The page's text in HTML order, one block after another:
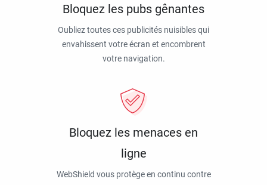
Bloquez les pubs gênantes
Oubliez toutes ces publicités nuisibles qui
envahissent votre écran et encombrent
votre navigation.
Bloquez les menaces en
ligne
WebShield vous protège en continu contre